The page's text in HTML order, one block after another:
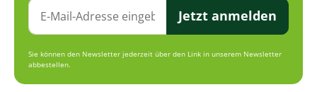
Jetzt anmelden
Sie können den Newsletter jederzeit über den Link in unserem Newsletter
abbestellen.